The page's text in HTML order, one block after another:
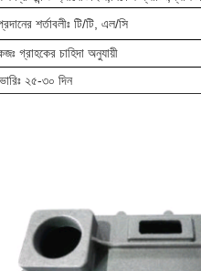
শর্তাবলীঃ টি/টি, এল/সি
গ্রাহকের চাহিদা অনুযায়ী
২৫-৩০ দিন